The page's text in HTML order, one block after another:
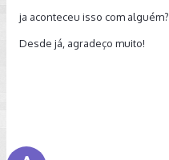
ja aconteceu isso com alguém?
Desde já, agradeço muito!